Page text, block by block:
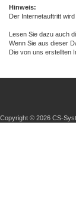
Hinweis:
Der Internetauftritt
Lesen Sie dazu auch
Wenn Sie aus dieser
Die von uns erstellten
Copyright © 2026 CS-